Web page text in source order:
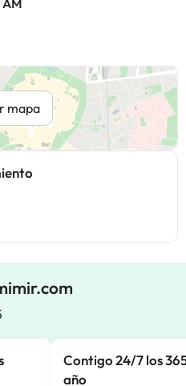
AM
mapa
Contigo 24/7 los
año